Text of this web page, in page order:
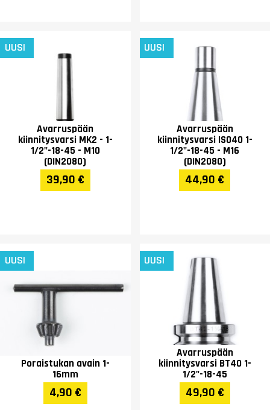
UUSI
Avarruspään
kiinnitysvarsi MK2 - 1-
1/2"-18-45 - M10
(DIN2080)
39,90 €
UUSI
Avarruspään
kiinnitysvarsi ISO40 1-
1/2"-18-45 - M16
(DIN2080)
44,90 €
UUSI
Poraistukan avain 1-
16mm
4,90 €
UUSI
Avarruspään
kiinnitysvarsi BT40 1-
1/2"-18-45
49,90 €